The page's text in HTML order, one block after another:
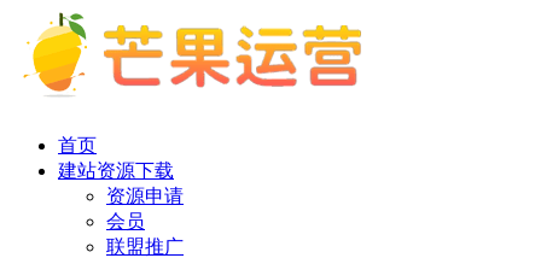
首页
建站资源下载
资源申请
会员
联盟推广